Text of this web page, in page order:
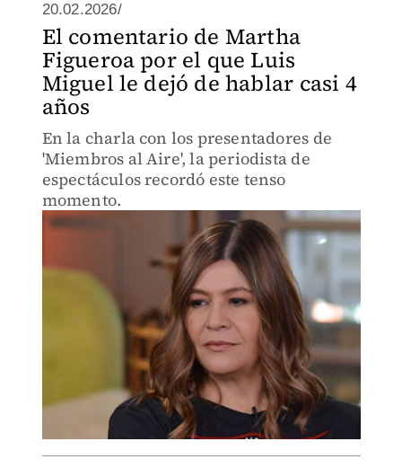
20.02.2026/
El comentario de Martha
Figueroa por el que Luis
Miguel le dejó de hablar casi 4
años
En la charla con los presentadores de
'Miembros al Aire', la periodista de
espectáculos recordó este tenso
momento.